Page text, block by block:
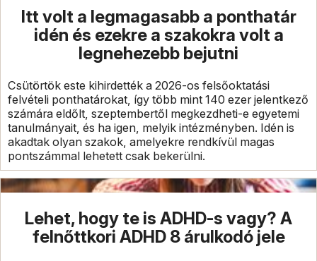
Itt volt a legmagasabb a ponthatár
idén és ezekre a szakokra volt a
legnehezebb bejutni
Csütörtök este kihirdették a 2026-os felsőoktatási
felvételi ponthatárokat, így több mint 140 ezer jelentkező
számára eldőlt, szeptembertől megkezdheti-e egyetemi
tanulmányait, és ha igen, melyik intézményben. Idén is
akadtak olyan szakok, amelyekre rendkívül magas
pontszámmal lehetett csak bekerülni.
Lehet, hogy te is ADHD-s vagy? A
felnőttkori ADHD 8 árulkodó jele